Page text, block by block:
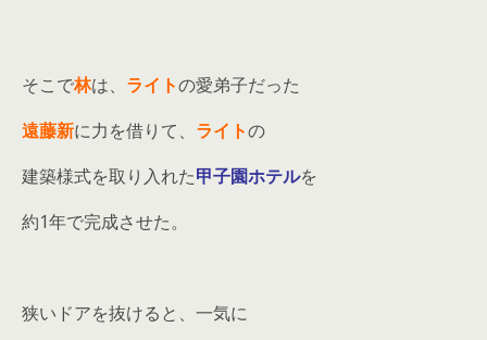
そこで林は、 ライトの愛弟子だった
遠藤新に力を借りて、 ライトの
建築様式を取り入れた甲子園ホテルを
約1年で完成させた。
狭いドアを抜けると、一気に